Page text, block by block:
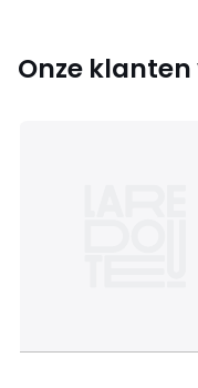
Onze